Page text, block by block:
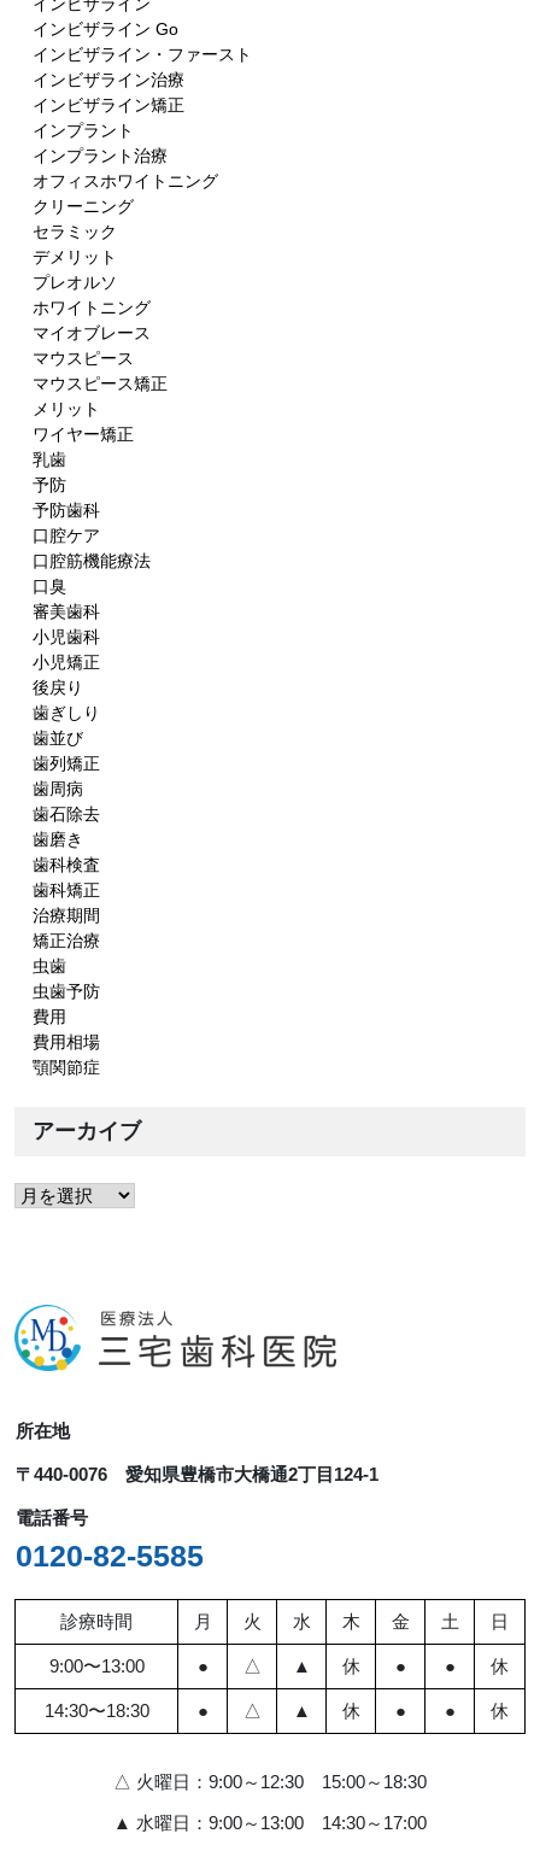
インビザライン Go
インビザライン・ファースト
インビザライン治療
インビザライン矯正
インプラント
インプラント治療
オフィスホワイトニング
クリーニング
セラミック
デメリット
プレオルソ
ホワイトニング
マイオブレース
マウスピース
マウスピース矯正
メリット
ワイヤー矯正
乳歯
予防
予防歯科
口腔ケア
口腔筋機能療法
口臭
審美歯科
小児歯科
小児矯正
後戻り
歯ぎしり
歯並び
歯列矯正
歯周病
歯石除去
歯磨き
歯科検査
歯科矯正
治療期間
矯正治療
虫歯
虫歯予防
費用
費用相場
顎関節症
アーカイブ
ア
イ
ブ
所在地
〒440-0076 愛知県豊橋市大橋通2丁目124-1
電話番号
0120-82-5585
診療時間 月 火 水 木 金 土 日
9:00〜13:00 ● △ ▲ 休 ● ● 休
14:30〜18:30 ● △ ▲ 休 ● ● 休
△ 火曜日：9:00～12:30 15:00～18:30
▲ 水曜日：9:00～13:00 14:30～17:00